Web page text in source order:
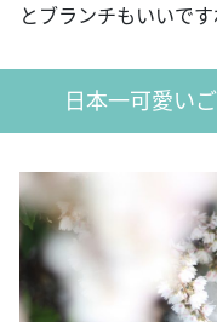
とブランチもいいです
日本一可愛い